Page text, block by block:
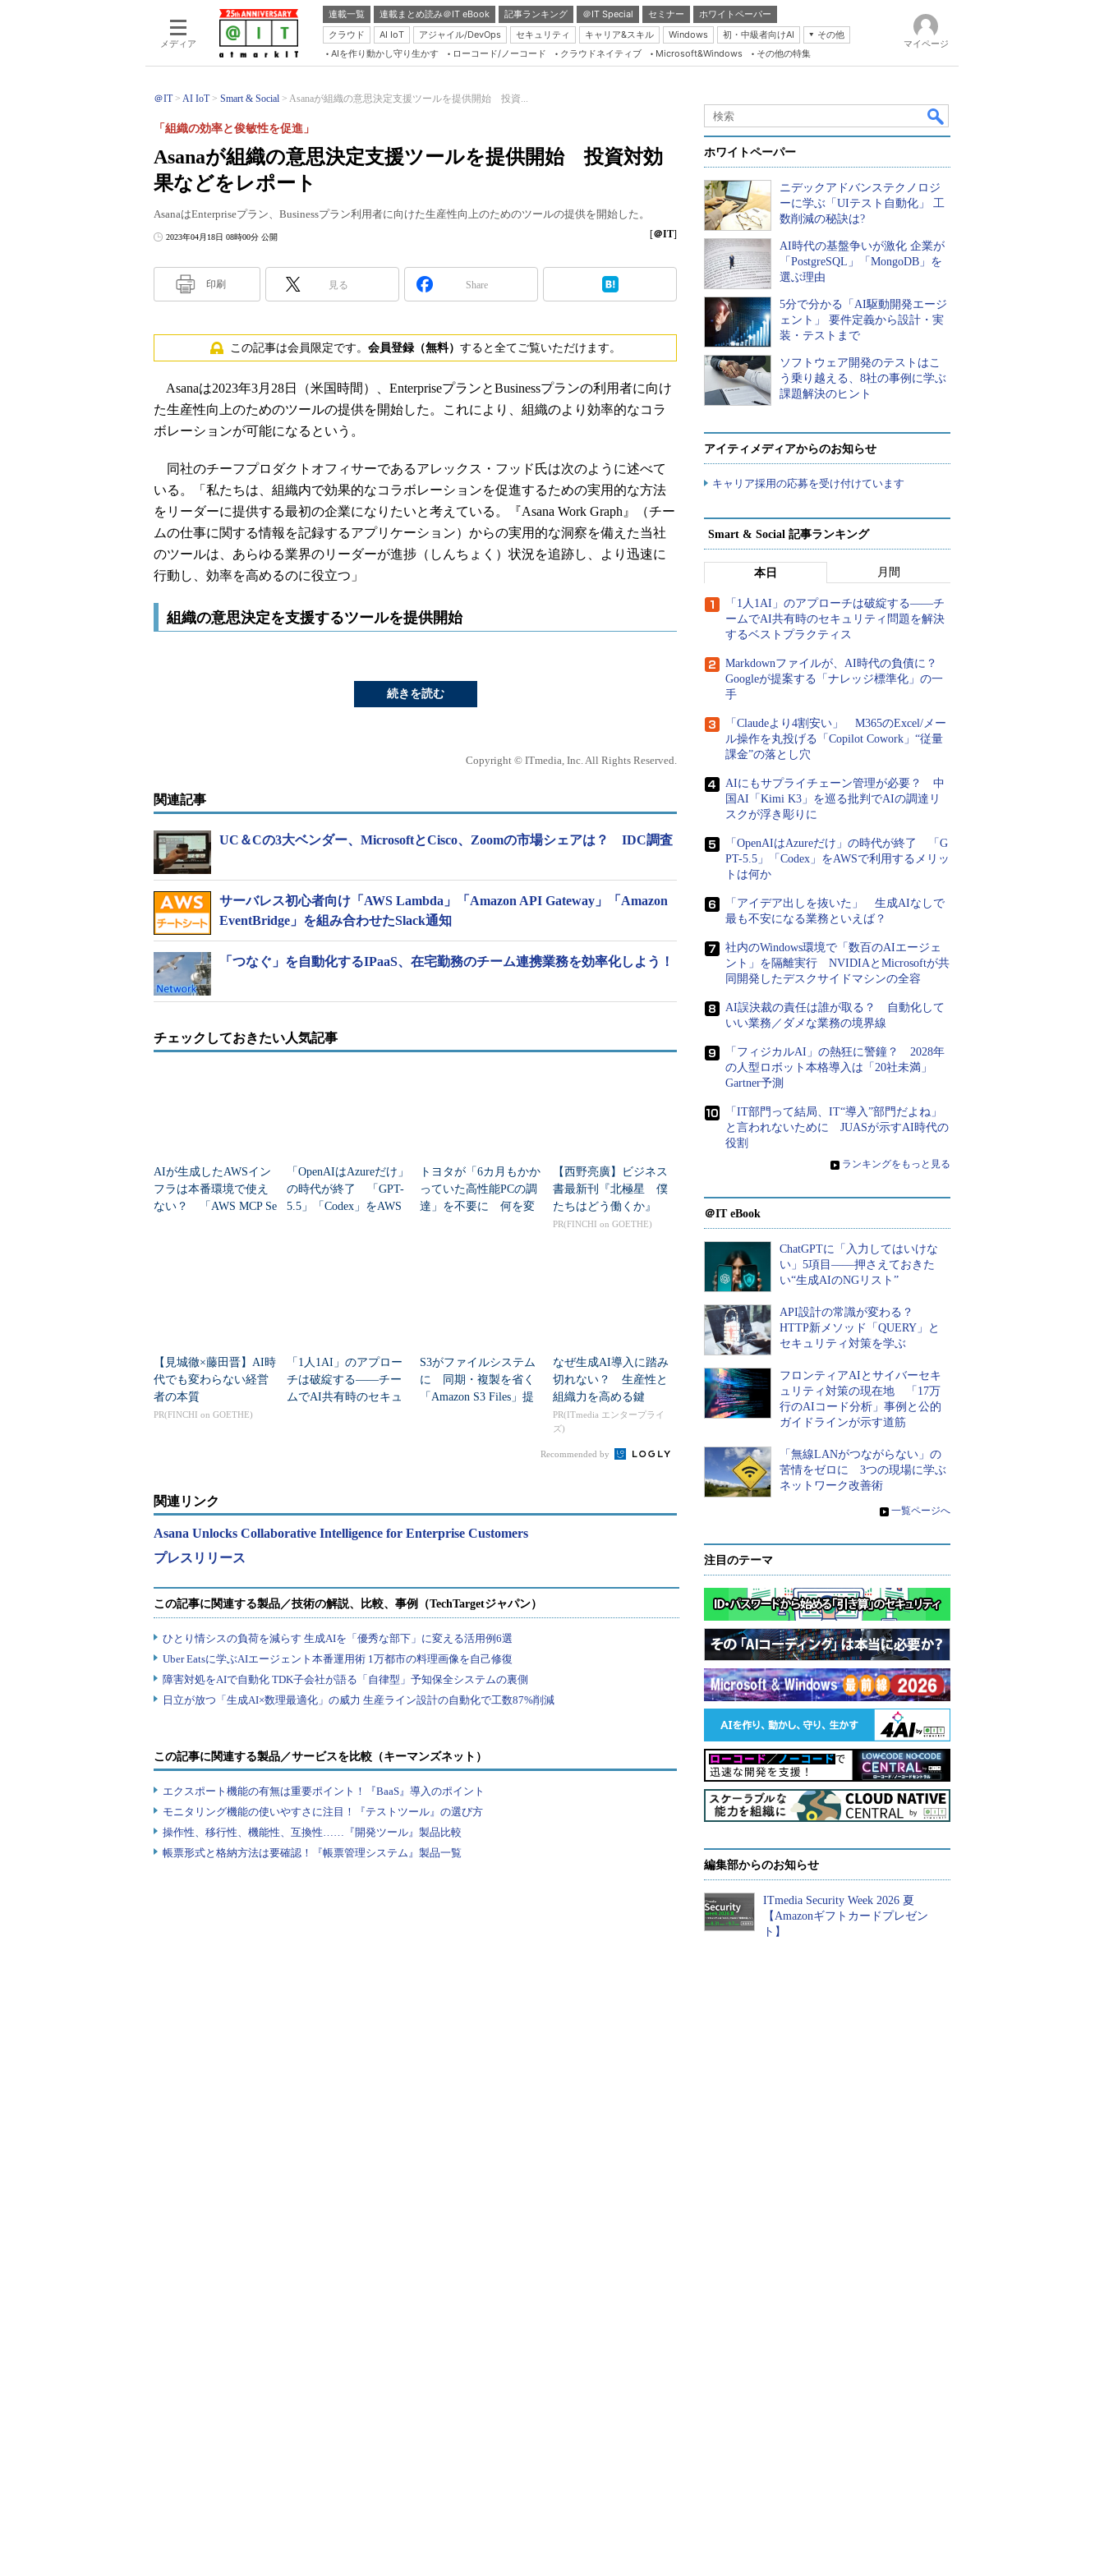
メディア
連載一覧 連載まとめ読み＠IT eBook 記事ランキング ＠IT Special セミナー
ホワイトペーパー
クラウド
AI IoT アジャイル/DevOps セキュリティ キャリア&スキル Windows 初・中級者向けAI
その他
Server & Storage
Java Agile
Database Expert
Master of IP Network
Security & Trust
Test & Tools
AIを作り動かし守り生かす ローコード/ノーコード クラウドネイティブ Microsoft&Windows その他の特集
マイページ
＠IT AI IoT Smart & Social Asanaが組織の意思決定支援ツールを提供開始 投資...
Asanaが組織の意思決定支援ツールを提供開始 投資対効
果などをレポート
「組織の効率と俊敏性を促進」
AsanaはEnterpriseプラン、Businessプラン利用者に向けた生産性向上のためのツールの提供を開始した。
2023年04月18日 08時00分 公開 [＠IT]
印刷 見る Share
この記事は会員限定です。 会員登録（無料） すると全てご覧いただけます。
Asanaは2023年3月28日（米国時間）、EnterpriseプランとBusinessプランの利用者に向け
た生産性向上のためのツールの提供を開始した。これにより、組織のより効率的なコラ
ボレーションが可能になるという。
同社のチーフプロダクトオフィサーであるアレックス・フッド氏は次のように述べて
いる。「私たちは、組織内で効果的なコラボレーションを促進するための実用的な方法
をリーダーに提供する最初の企業になりたいと考えている。『Asana Work Graph』（チー
ムの仕事に関する情報を記録するアプリケーション）からの実用的な洞察を備えた当社
のツールは、あらゆる業界のリーダーが進捗（しんちょく）状況を追跡し、より迅速に
行動し、効率を高めるのに役立つ」
組織の意思決定を支援するツールを提供開始
続きを読む
Copyright © ITmedia, Inc. All Rights Reserved.
関連記事
UC＆Cの3大ベンダー、MicrosoftとCisco、Zoomの市場シェアは？ IDC調査
サーバレス初心者向け「AWS Lambda」「Amazon API Gateway」「Amazon
EventBridge」を組み合わせたSlack通知
「つなぐ」を自動化するIPaaS、在宅勤務のチーム連携業務を効率化しよう！
チェックしておきたい人気記事
AIが生成したAWSイン
フラは本番環境で使え
ない？ 「AWS MCP Se
「OpenAIはAzureだけ」
の時代が終了 「GPT-
5.5」「Codex」をAWS
トヨタが「6カ月もかか
っていた高性能PCの調
達」を不要に 何を変
【西野亮廣】ビジネス
書最新刊『北極星 僕
たちはどう働くか』
PR(FINCHI on GOETHE)
【見城徹×藤田晋】AI時
代でも変わらない経営
者の本質
PR(FINCHI on GOETHE)
「1人1AI」のアプロー
チは破綻する――チー
ムでAI共有時のセキュ
S3がファイルシステム
に 同期・複製を省く
「Amazon S3 Files」提
なぜ生成AI導入に踏み
切れない？ 生産性と
組織力を高める鍵
PR(ITmedia エンタープライ
ズ)
Recommended by
関連リンク
Asana Unlocks Collaborative Intelligence for Enterprise Customers
プレスリリース
この記事に関連する製品／サービスを比較（キーマンズネット）
エクスポート機能の有無は重要ポイント！『BaaS』導入のポイント
モニタリング機能の使いやすさに注目！『テストツール』の選び方
操作性、移行性、機能性、互換性……『開発ツール』製品比較
帳票形式と格納方法は要確認！『帳票管理システム』製品一覧
ホワイトペーパー
ニデックアドバンステクノロジ
ーに学ぶ「UIテスト自動化」 工
数削減の秘訣は?
AI時代の基盤争いが激化 企業が
「PostgreSQL」「MongoDB」を
選ぶ理由
5分で分かる「AI駆動開発エージ
ェント」 要件定義から設計・実
装・テストまで
ソフトウェア開発のテストはこ
う乗り越える、8社の事例に学ぶ
課題解決のヒント
アイティメディアからのお知らせ
キャリア採用の応募を受け付けています
Smart & Social 記事ランキング
本日 月間
「1人1AI」のアプローチは破綻する――チ
ームでAI共有時のセキュリティ問題を解決
するベストプラクティス
Markdownファイルが、AI時代の負債に？
Googleが提案する「ナレッジ標準化」の一
手
「Claudeより4割安い」 M365のExcel/メー
ル操作を丸投げる「Copilot Cowork」“従量
課金”の落とし穴
AIにもサプライチェーン管理が必要？ 中
国AI「Kimi K3」を巡る批判でAIの調達リ
スクが浮き彫りに
「OpenAIはAzureだけ」の時代が終了 「G
PT-5.5」「Codex」をAWSで利用するメリッ
トは何か
「アイデア出しを抜いた」 生成AIなしで
最も不安になる業務といえば？
社内のWindows環境で「数百のAIエージェ
ント」を隔離実行 NVIDIAとMicrosoftが共
同開発したデスクサイドマシンの全容
AI誤決裁の責任は誰が取る？ 自動化して
いい業務／ダメな業務の境界線
「フィジカルAI」の熱狂に警鐘？ 2028年
の人型ロボット本格導入は「20社未満」
Gartner予測
「IT部門って結局、IT“導入”部門だよね」
と言われないために JUASが示すAI時代の
役割
» ランキングをもっと見る
＠IT eBook
ChatGPTに「入力してはいけな
い」5項目――押さえておきた
い“生成AIのNGリスト”
API設計の常識が変わる？
HTTP新メソッド「QUERY」と
セキュリティ対策を学ぶ
フロンティアAIとサイバーセキ
ュリティ対策の現在地 「17万
行のAIコード分析」事例と公的
ガイドラインが示す道筋
「無線LANがつながらない」の
苦情をゼロに 3つの現場に学ぶ
ネットワーク改善術
» 一覧ページへ
注目のテーマ
編集部からのお知らせ
ITmedia Security Week 2026 夏
【Amazonギフトカードプレゼン
ト】